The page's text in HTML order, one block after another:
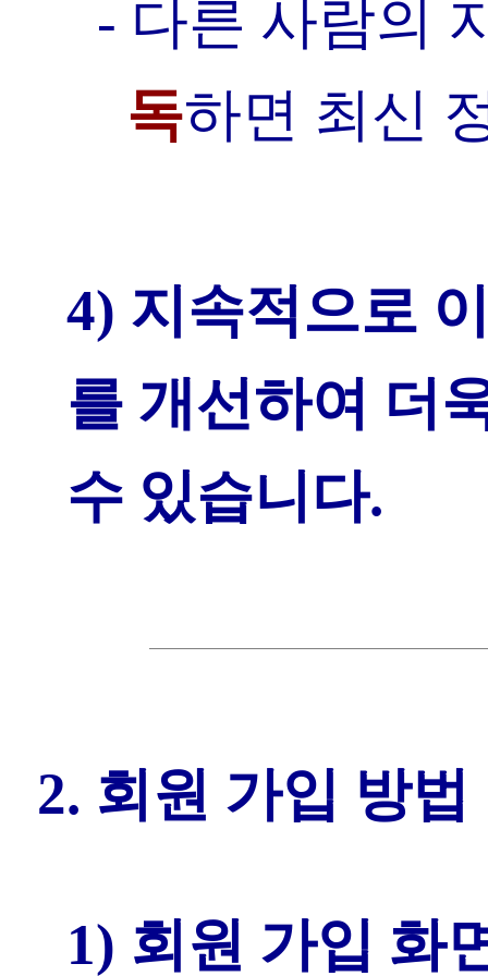
- 다른 사람의
독하면 최신
4) 지속적으로
를 개선하여 더
수 있습니다.
2. 회원 가입 방법
1) 회원 가입 화